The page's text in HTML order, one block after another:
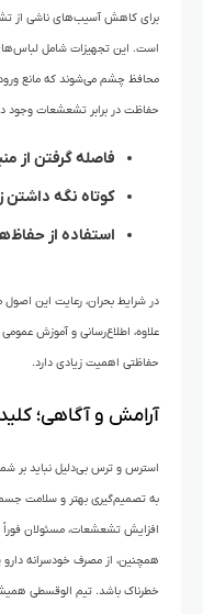
برای کاهش آسیب‌های ناشی از
است. این تجهیزات شامل
محافظ چشم می‌شوند که مانع ورود
حفاظت در برابر تشعشعات وجود
فاصله گرفتن از
کوتاه نگه داشتن
استفاده از
در شرایط بحران، رعایت این اصول
علاوه، اطلاع‌رسانی و آموزش
حفاظتی اهمیت زیادی دارد.
آرامش و آگاهی؛
استرس و ترس بی‌دلیل نباید بر
به تصمیم‌گیری بهتر و سلامت
افزایش تشعشعات، مسئولان فوراً
همچنین، از مصرف خودسرانه
خطرناک باشد. تیم الوقسطی